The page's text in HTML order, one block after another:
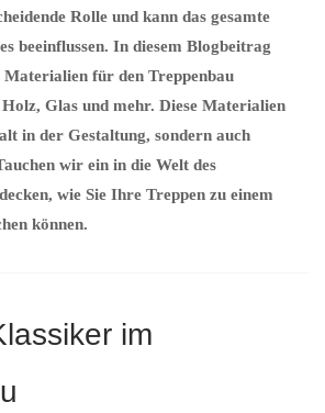
Rolle und kann das gesamte
beeinflussen. In diesem Blogbeitrag
für den Treppenbau
Glas und mehr. Diese Materialien
in der Gestaltung, sondern auch
wir ein in die Welt des
wie Sie Ihre Treppen zu einem
können.
im